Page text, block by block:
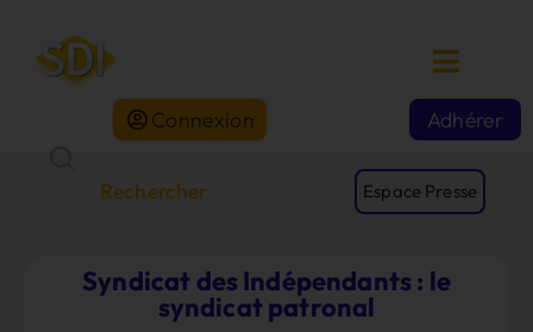
Connexion Adhérer
Espace Presse
Syndicat des Indépendants : le
syndicat patronal